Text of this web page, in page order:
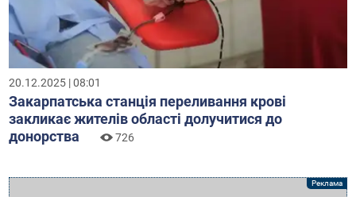
20.12.2025 | 08:01
Закарпатська станція переливання крові
закликає жителів області долучитися до
донорства
726